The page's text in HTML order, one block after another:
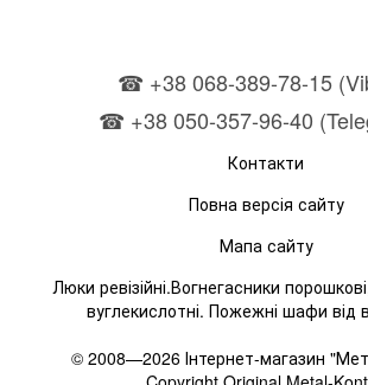
☎ +38 068-389-78-15
☎ +38 050-357-96-40
Контакти
Повна версія сайту
Мапа сайту
Люки ревізійні.Вогнегасники
вуглекислотні. Пожежні шафи від
© 2008—2026 Інтернет-магазин